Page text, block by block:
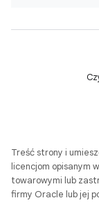
Treść strony i
licencjom opisanym w
towarowymi lub
firmy Oracle lub jej